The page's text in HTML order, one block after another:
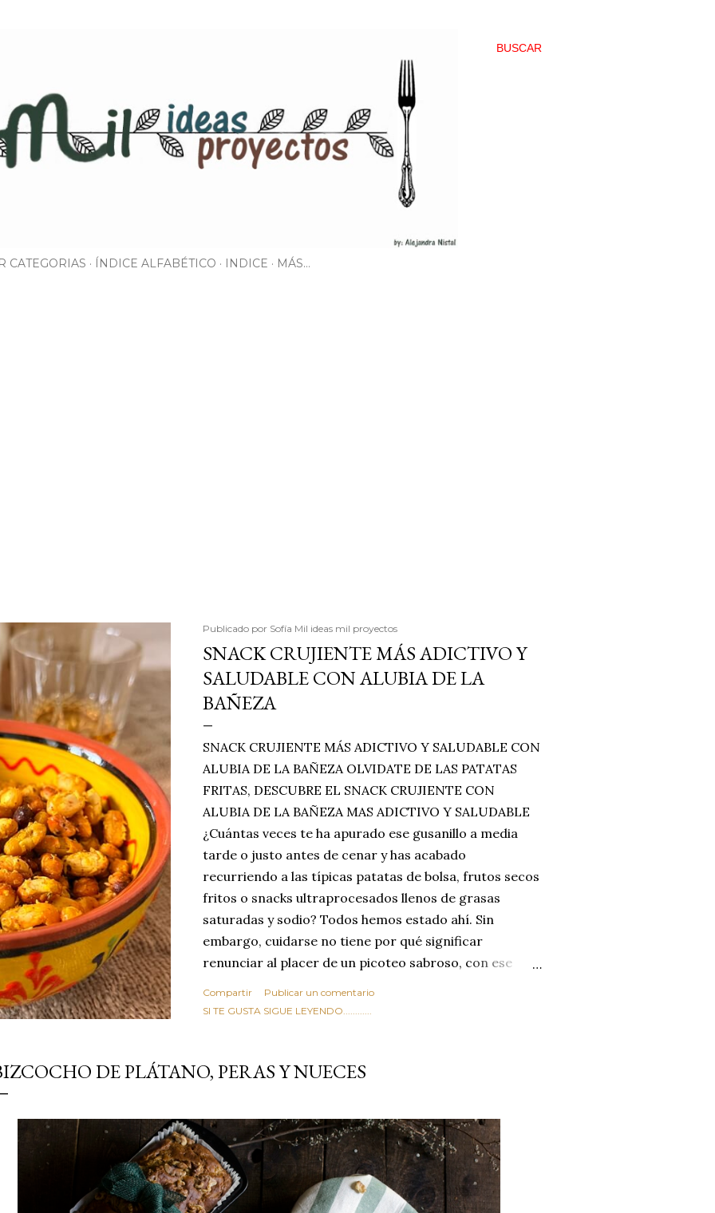
BUSCAR
CATEGORIAS ÍNDICE ALFABÉTICO INDICE MÁS…
Publicado por Sofía Mil ideas mil proyectos
SNACK CRUJIENTE MÁS ADICTIVO Y
SALUDABLE CON ALUBIA DE LA
BAÑEZA
SNACK CRUJIENTE MÁS ADICTIVO Y SALUDABLE CON
ALUBIA DE LA BAÑEZA OLVIDATE DE LAS PATATAS
FRITAS, DESCUBRE EL SNACK CRUJIENTE CON
ALUBIA DE LA BAÑEZA MAS ADICTIVO Y SALUDABLE
¿Cuántas veces te ha apurado ese gusanillo a media
tarde o justo antes de cenar y has acabado
recurriendo a las típicas patatas de bolsa, frutos secos
fritos o snacks ultraprocesados llenos de grasas
saturadas y sodio? Todos hemos estado ahí. Sin
embargo, cuidarse no tiene por qué significar
renunciar al placer de un picoteo sabroso, con ese
Estas alubias crujientes al horno van a cambiar por
tradicionales y copiosos de invierno. Con esta receta
en un snack ligero, dorado, cargado de proteína y
100% natural. Es el sustituto perfecto a los frutos se...
Compartir
Publicar un comentario
SI TE GUSTA SIGUE LEYENDO............
DE PLÁTANO, PERAS Y NUECES